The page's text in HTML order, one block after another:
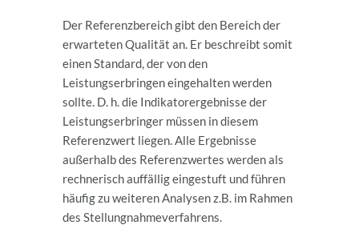
Der Referenzbereich gibt den Bereich der
erwarteten Qualität an. Er beschreibt somit
einen Standard, der von den
Leistungserbringen eingehalten werden
sollte. D. h. die Indikatorergebnisse der
Leistungserbringer müssen in diesem
Referenzwert liegen. Alle Ergebnisse
außerhalb des Referenzwertes werden als
rechnerisch auffällig eingestuft und führen
häufig zu weiteren Analysen z.B. im Rahmen
des Stellungnahmeverfahrens.